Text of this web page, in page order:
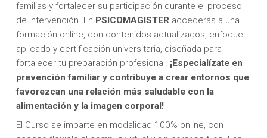
familias y fortalecer su participación durante el proceso
de intervención. En PSICOMAGISTERaccederás a una
formación online, con contenidos actualizados, enfoque
aplicado y certificación universitaria, diseñada para
fortalecer tu preparación profesional. ¡Especialízate en
prevención familiar y contribuye a crear entornos que
favorezcan una relación más saludable con la
alimentación y la imagen corporal!
El Curso se imparte en modalidad 100% online, con